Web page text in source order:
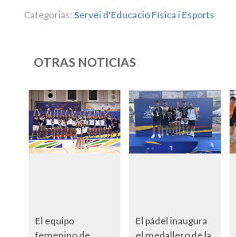
Categorias: Servei d'Educació Física i Esports
OTRAS NOTICIAS
El equipo
El pádel inaugura